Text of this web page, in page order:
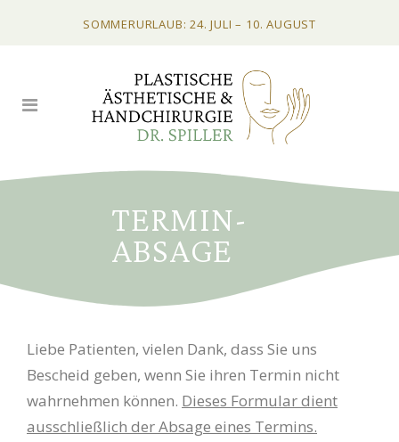
SOMMERURLAUB: 24. JULI – 10. AUGUST
TERMIN-
ABSAGE
Liebe Patienten, vielen Dank, dass Sie uns
Bescheid geben, wenn Sie ihren Termin nicht
wahrnehmen können. Dieses Formular dient
ausschließlich der Absage eines Termins.